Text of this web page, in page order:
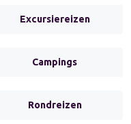
Excursiereizen
Campings
Rondreizen